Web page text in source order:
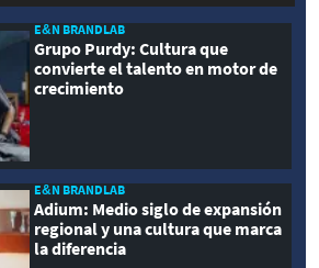
E&N BRANDLAB
Grupo Purdy: Cultura que
convierte el talento en motor de
crecimiento
E&N BRANDLAB
Adium: Medio siglo de expansión
regional y una cultura que marca
la diferencia